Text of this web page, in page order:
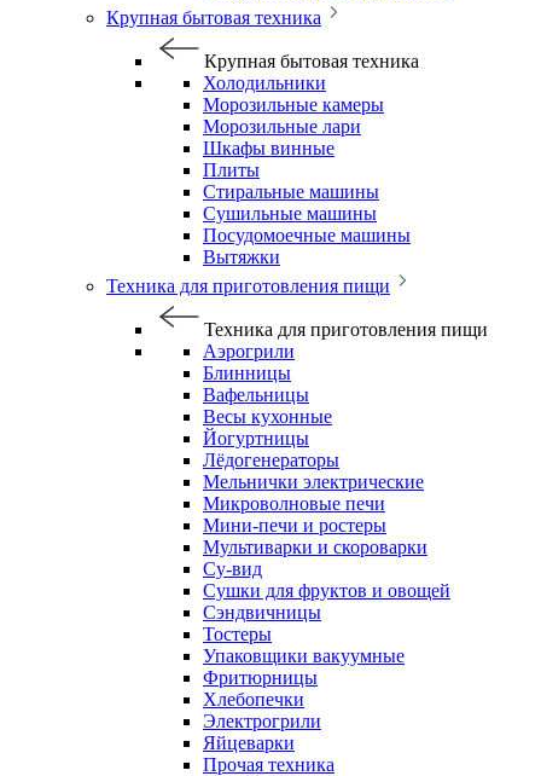
Крупная бытовая техника
Крупная бытовая техника
Холодильники
Морозильные камеры
Морозильные лари
Шкафы винные
Плиты
Стиральные машины
Сушильные машины
Посудомоечные машины
Вытяжки
Техника для приготовления пищи
Техника для приготовления пищи
Аэрогрили
Блинницы
Вафельницы
Весы кухонные
Йогуртницы
Лёдогенераторы
Мельнички электрические
Микроволновые печи
Мини-печи и ростеры
Мультиварки и скороварки
Су-вид
Сушки для фруктов и овощей
Сэндвичницы
Тостеры
Упаковщики вакуумные
Фритюрницы
Хлебопечки
Электрогрили
Яйцеварки
Прочая техника